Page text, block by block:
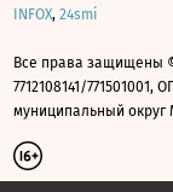
INFOX, 24smi
Все права защищены
7712108141/771501001,
муниципальный округ